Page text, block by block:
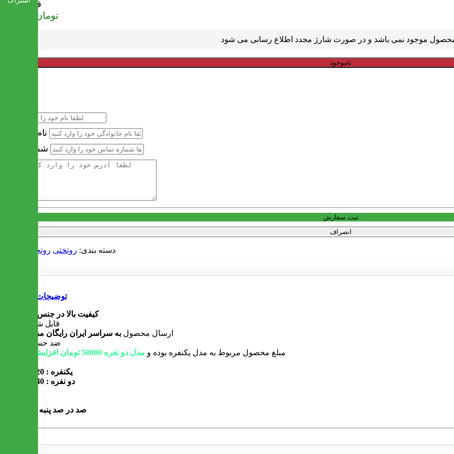
قیمت
تومان
ناموجود
نام خانوادگی
شماره تماس
ثبت سفارش
انصراف
دسته بندی: روتختی روتختی دو نفره
توضیحات
کیفیت بالا در جنس و رنگ
قابل شستشو
ارسال محصول به سراسر ایران رایگان می باشد
ضد حساسیت
مبلغ محصول مربوط به مدل یکنفره بوده و مدل دو نفره 50000 تومان افزایش میابد
یکنفره : 220*190
دو نفره : 240*220
صد در صد پنبه و کتان